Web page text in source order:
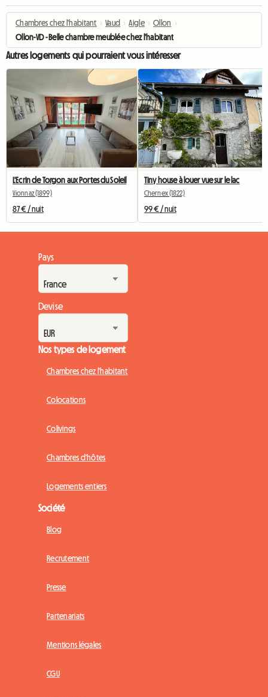
Chambres chez l'habitant › Vaud › Aigle › Ollon ›
Ollon-VD - Belle chambre meublée chez l'habitant
Autres logements qui pourraient vous intéresser
L'Ecrin de Torgon aux Portes du Soleil
Vionnaz (1899)
87 € / nuit
Tiny house à louer vue sur le lac
Chernex (1822)
99 € / nuit
Pays
Devise
Nos types de logement
Chambres chez l'habitant
Colocations
Colivings
Chambres d'hôtes
Logements entiers
Société
Blog
Recrutement
Presse
Partenariats
Mentions légales
CGU